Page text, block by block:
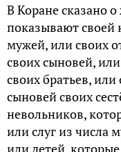
В Коране сказано
показывают своей
мужей, или своих
своих сыновей,
своих братьев,
сыновей своих
невольников,
или слуг из числа
или детей,